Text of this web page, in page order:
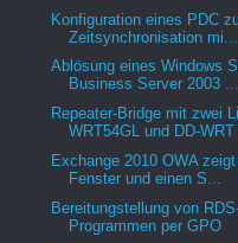
Konfiguration eines PDC
Zeitsynchronisation mi...
Ablösung eines Windows
Business Server 2003 ...
Repeater-Bridge mit zwei
WRT54GL und DD-WRT
Exchange 2010 OWA
Fenster und einen S...
Bereitungstellung von
Programmen per GPO